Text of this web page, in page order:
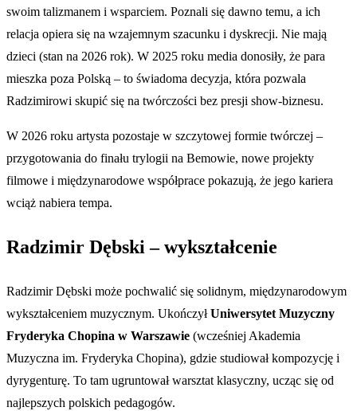
swoim talizmanem i wsparciem. Poznali się dawno temu, a ich
relacja opiera się na wzajemnym szacunku i dyskrecji. Nie mają
dzieci (stan na 2026 rok). W 2025 roku media donosiły, że para
mieszka poza Polską – to świadoma decyzja, która pozwala
Radzimirowi skupić się na twórczości bez presji show-biznesu.
W 2026 roku artysta pozostaje w szczytowej formie twórczej –
przygotowania do finału trylogii na Bemowie, nowe projekty
filmowe i międzynarodowe współprace pokazują, że jego kariera
wciąż nabiera tempa.
Radzimir Dębski – wykształcenie
Radzimir Dębski może pochwalić się solidnym, międzynarodowym
wykształceniem muzycznym. UkończyłUniwersytet Muzyczny
Fryderyka Chopina w Warszawie (wcześniej Akademia
Muzyczna im. Fryderyka Chopina), gdzie studiował kompozycję i
dyrygenturę. To tam ugruntował warsztat klasyczny, ucząc się od
najlepszych polskich pedagogów.